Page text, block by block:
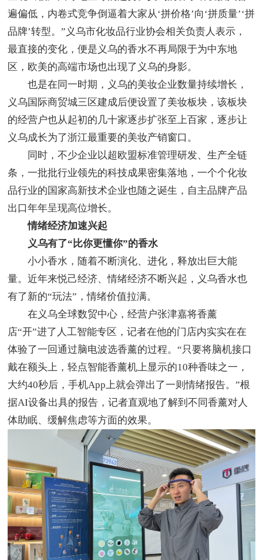
遍偏低，内卷式竞争倒逼着大家从‘拼价格’向‘拼质量’‘拼
品牌’转型。”义乌市化妆品行业协会相关负责人表示，
最直接的变化，便是义乌的香水不再局限于为中东地
区，欧美的高端市场也出现了义乌的身影。
也是在同一时期，义乌的美妆企业数量持续增长，
义乌国际商贸城三区建成后便设置了美妆板块，该板块
的经营户也从起初的几十家逐步扩张至上百家，逐步让
义乌成长为了浙江最重要的美妆产销窗口。
同时，不少企业以超欧盟标准管理研发、生产全链
条，一批批行业领先的科技成果密集落地，一个个化妆
品行业的国家高新技术企业也随之诞生，自主品牌产品
出口年年呈现高位增长。
情绪经济加速兴起
义乌有了“比你更懂你”的香水
小小香水，随着不断演化、进化，释放出巨大能
量。近年来悦己经济、情绪经济不断兴起，义乌香水也
有了新的“玩法”，情绪价值拉满。
在义乌全球数贸中心，经营户张津嘉将香薰
店“开”进了人工智能专区，记者在他的门店内实实在在
体验了一回通过脑电波选香薰的过程。“只要将脑机接口
戴在额头上，轻点智能香薰机上显示的10种香味之一，
大约40秒后，手机App上就会弹出了一则情绪报告。”根
据AI设备出具的报告，记者直观地了解到不同香薰对人
体助眠、缓解焦虑等方面的效果。